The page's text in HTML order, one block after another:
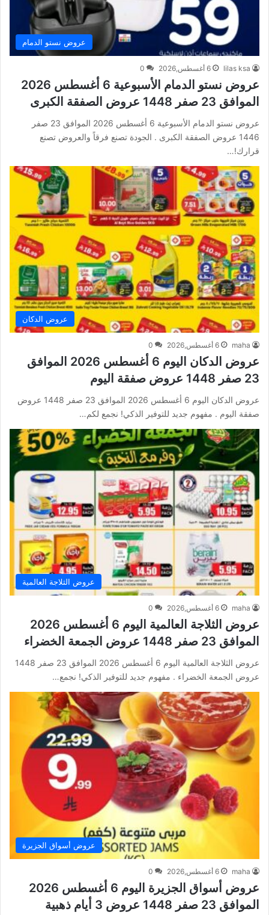
عروض نستو الدمام
lilas ksa 6 أغسطس,2026 0
عروض نستو الدمام الأسبوعية 6 أغسطس 2026
الموافق 23 صفر 1448 عروض الصفقة الكبرى
عروض نستو الدمام الأسبوعية 6 أغسطس 2026 الموافق 23 صفر
1446 عروض الصفقة الكبرى . الجودة تصنع فرقاً والعروض تصنع
قرارك!…
عروض الدكان
maha 6 أغسطس,2026 0
عروض الدكان اليوم 6 أغسطس 2026 الموافق
23 صفر 1448 عروض صفقة اليوم
عروض الدكان اليوم 6 أغسطس 2026 الموافق 23 صفر 1448 عروض
صفقة اليوم . مفهوم جديد للتوفير الذكي! نجمع لكم…
عروض الثلاجة العالمية
maha 6 أغسطس,2026 0
عروض الثلاجة العالمية اليوم 6 أغسطس 2026
الموافق 23 صفر 1448 عروض الجمعة الخضراء
عروض الثلاجة العالمية اليوم 6 أغسطس 2026 الموافق 23 صفر 1448
عروض الجمعة الخضراء . مفهوم جديد للتوفير الذكي! نجمع…
عروض أسواق الجزيرة
maha 6 أغسطس,2026 0
عروض أسواق الجزيرة اليوم 6 أغسطس 2026
الموافق 23 صفر 1448 عروض 3 أيام ذهبية